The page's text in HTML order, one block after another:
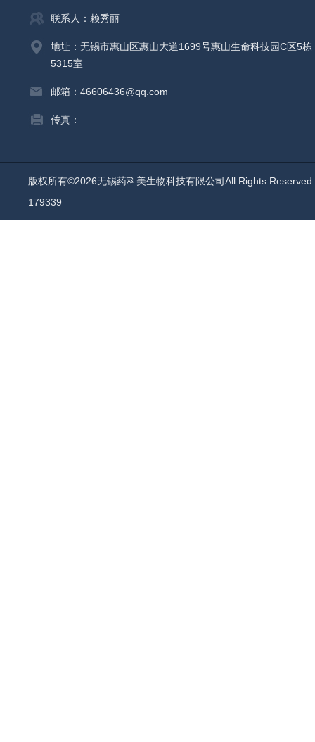
联系人：赖秀丽
地址：无锡市惠山区惠山大道1699号惠山生命科技园C区5栋
5315室
邮箱：46606436@qq.com
传真：
版权所有©2026无锡药科美生物科技有限公司All Rights
179339